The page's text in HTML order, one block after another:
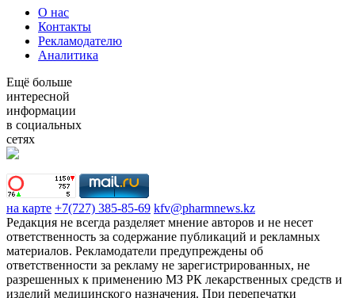
О нас
Контакты
Рекламодателю
Аналитика
Ещё больше
интересной
информации
в социальных
сетях
на карте +7(727) 385-85-69 kfv@pharmnews.kz
Редакция не всегда разделяет мнение авторов и не несет
ответственность за содержание публикаций и рекламных
материалов. Рекламодатели предупреждены об
ответственности за рекламу не зарегистрированных, не
разрешенных к применению МЗ РК лекарственных средств и
изделий медицинского назначения. При перепечатки